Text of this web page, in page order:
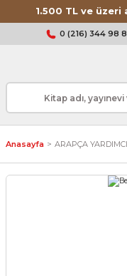
1.500 TL ve üzeri
0 (216) 344 98
Anasayfa ARAPÇA